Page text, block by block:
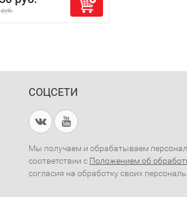
СОЦСЕТИ
Мы получаем и обрабатываем
соответствии с Положением об
согласия на обработку своих